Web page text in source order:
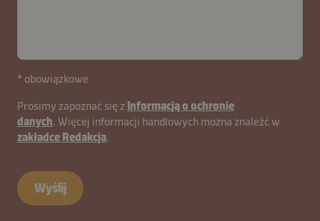
* obowiązkowe
Prosimy zapoznać się z Informacją o ochronie
danych. Więcej informacji handlowych można znaleźć w
zakładce Redakcja.
Wyślij